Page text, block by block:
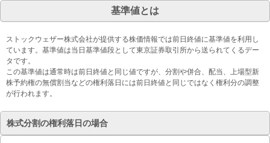
基準値とは
ストックウェザー株式会社が提供する株価情報では前日終値に基準値を利用し
ています。基準値は当日基準値段として東京証券取引所から送られてくるデー
タです。
この基準値は通常時は前日終値と同じ値ですが、分割や併合、配当、上場型新
株予約権の無償割当などの権利落日には前日終値と同じではなく権利分の調整
が行われます。
株式分割の権利落日の場合